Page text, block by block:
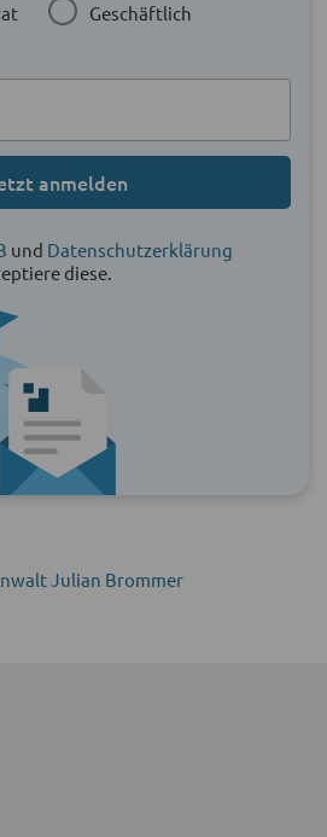
Geschäftlich
anmelden
und Datenschutzerklärung
diese.
Julian Brommer